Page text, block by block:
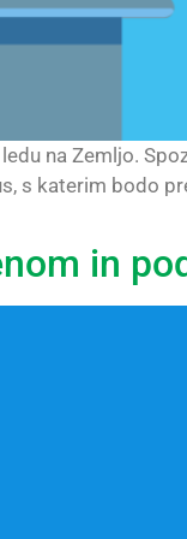
na Zemljo.
s katerim bodo
in